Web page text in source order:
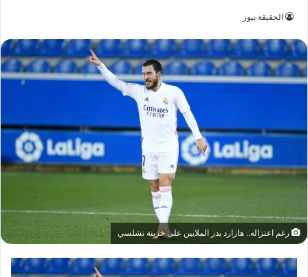
الحقيقة نيوز
رغم اعتزاله.. هازارد يدر الملايين على خزينة تشلسي